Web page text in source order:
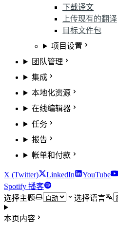
下载译文
上传现有的翻译
目标文件包
项目设置
团队管理
集成
本地化资源
在线编辑器
任务
报告
帐单和付款
X (Twitter) LinkedIn YouTube
Spotify 播客
选择主题
选择语言
本页内容